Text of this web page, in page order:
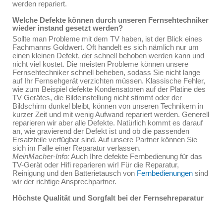
werden repariert.
Welche Defekte können durch unseren Fernsehtechniker
wieder instand gesetzt werden?
Sollte man Probleme mit dem TV haben, ist der Blick eines
Fachmanns Goldwert. Oft handelt es sich nämlich nur um
einen kleinen Defekt, der schnell behoben werden kann und
nicht viel kostet. Die meisten Probleme können unsere
Fernsehtechniker schnell beheben, sodass Sie nicht lange
auf Ihr Fernsehgerät verzichten müssen. Klassische Fehler,
wie zum Beispiel defekte Kondensatoren auf der Platine des
TV Gerätes, die Bildeinstellung nicht stimmt oder der
Bildschirm dunkel bleibt, können von unseren Technikern in
kurzer Zeit und mit wenig Aufwand repariert werden. Generell
reparieren wir aber alle Defekte. Natürlich kommt es darauf
an, wie gravierend der Defekt ist und ob die passenden
Ersatzteile verfügbar sind. Auf unsere Partner können Sie
sich im Falle einer Reparatur verlassen.
MeinMacher-Info:Auch Ihre defekte Fernbedienung für das
TV-Gerät oder Hifi reparieren wir! Für die Reparatur,
Reinigung und den Batterietausch von Fernbedienungen sind
wir der richtige Ansprechpartner.
Höchste Qualität und Sorgfalt bei der Fernsehreparatur